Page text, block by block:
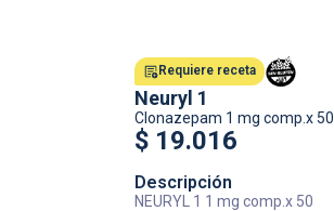
Requiere receta
Neuryl 1
Clonazepam 1 mg comp.x 50
$ 19.016
Descripción
NEURYL 1 1 mg comp.x 50